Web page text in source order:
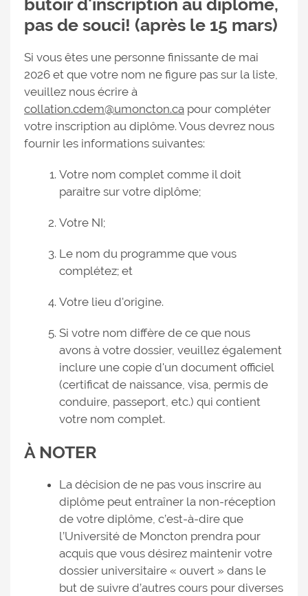
butoir d'inscription au diplôme,
pas de souci! (après le 15 mars)
Si vous êtes une personne finissante de mai
2026 et que votre nom ne figure pas sur la liste,
veuillez nous écrire à
collation.cdem@umoncton.ca pour compléter
votre inscription au diplôme. Vous devrez nous
fournir les informations suivantes:
Votre nom complet comme il doit
paraitre sur votre diplôme;
Votre NI;
Le nom du programme que vous
complétez; et
Votre lieu d'origine.
Si votre nom diffère de ce que nous
avons à votre dossier, veuillez également
inclure une copie d'un document officiel
(certificat de naissance, visa, permis de
conduire, passeport, etc.) qui contient
votre nom complet.
À NOTER
La décision de ne pas vous inscrire au
diplôme peut entraîner la non-réception
de votre diplôme, c’est-à-dire que
l’Université de Moncton prendra pour
acquis que vous désirez maintenir votre
dossier universitaire « ouvert » dans le
but de suivre d’autres cours pour diverses